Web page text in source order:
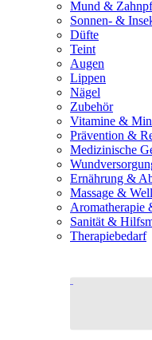
Mund &
Sonnen- &
Düfte
Teint
Augen
Lippen
Nägel
Zubehör
Vitamine &
Prävention &
Medizinische
Ernährung &
Massage &
Aromatherapie
Sanität &
Therapiebedarf